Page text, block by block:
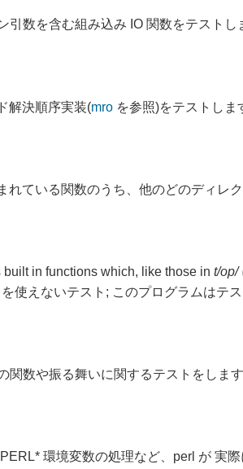
引数を含む組み込み IO 関数をテストし
解決順序実装(mroを参照)をテストしま
れている関数のうち、他のどのディレ
built in functions which, like those in t/op/
使えないテスト; このプログラムはテ
関数や振る舞いに関するテストをしま
環境変数の処理など、perl が 実